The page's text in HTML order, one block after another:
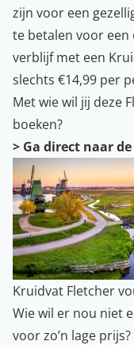
zijn voor een
te betalen voor een
verblijf met een
slechts €14,99 per
Met wie wil jij deze
boeken?
> Ga direct naar
Kruidvat Fletcher
Wie wil er nou niet
voor zo’n lage